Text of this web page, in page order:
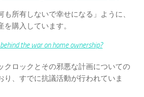
も所有しないで幸せになる」ように、
購入しています。
behind the war on home ownership?
クロックとその邪悪な計画についての
り、すでに抗議活動が行われていま